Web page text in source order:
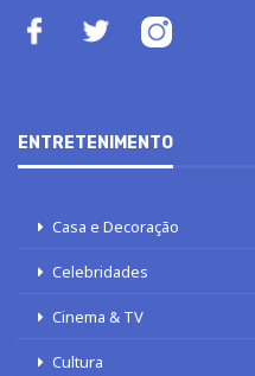
ENTRETENIMENTO
Casa e Decoração
Celebridades
Cinema & TV
Cultura